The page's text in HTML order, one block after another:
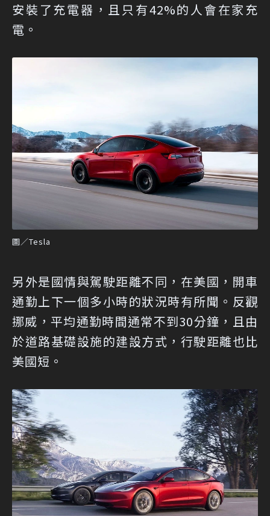
安裝了充電器，且只有42%的人會在家充
電。
圖／Tesla
另外是國情與駕駛距離不同，在美國，開車
通勤上下一個多小時的狀況時有所聞。反觀
挪威，平均通勤時間通常不到30分鐘，且由
於道路基礎設施的建設方式，行駛距離也比
美國短。